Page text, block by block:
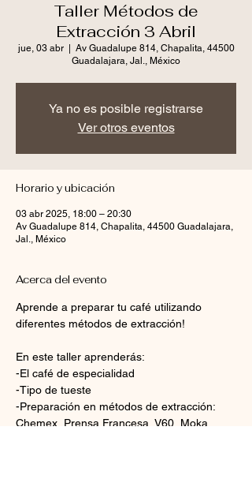
Taller Métodos de
Extracción 3 Abril
jue, 03 abr
  |
Av Guadalupe 814, Chapalita, 44500
Guadalajara, Jal., México
Ya no es posible registrarse
Ver otros eventos
Horario y ubicación
03 abr 2025, 18:00 – 20:30
Av Guadalupe 814, Chapalita, 44500 Guadalajara,
Jal., México
Acerca del evento
Aprende a preparar tu café utilizando
diferentes métodos de extracción!
En este taller aprenderás:
-El café de especialidad
-Tipo de tueste
-Preparación en métodos de extracción:
Chemex, Prensa Francesa, V60, Moka